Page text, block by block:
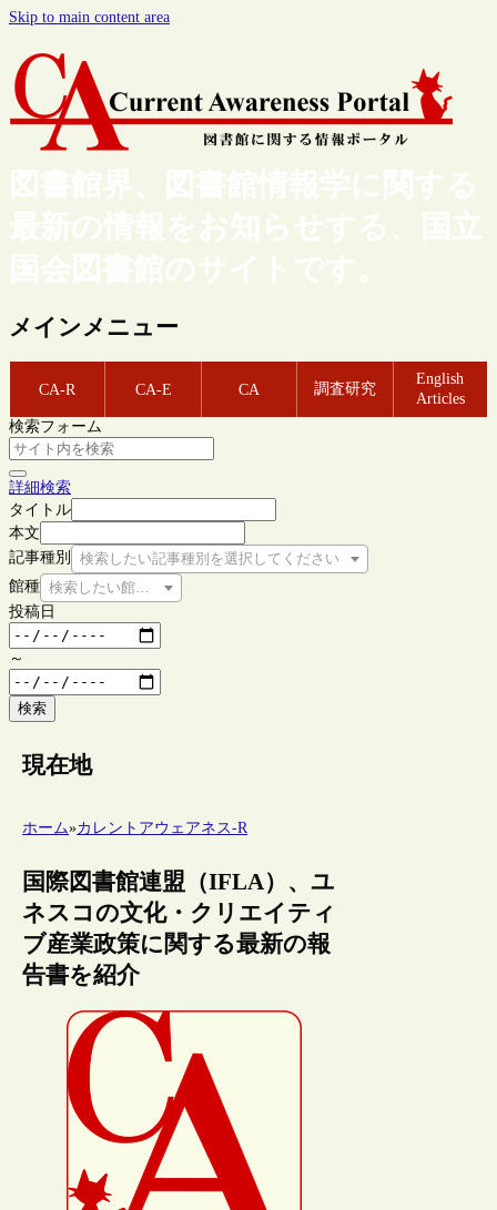
Skip to main content area
図書館界、図書館情報学に関する
最新の情報をお知らせする、国立
国会図書館のサイトです。
メインメニュー
CA-R CA-E CA 調査研究
English
Articles
検索フォーム
詳細検索
タイトル
本文
記事種別
検索したい記事種別を選択してください
館種 検索したい館種を選択してください
投稿日
～
検索
現在地
ホーム»カレントアウェアネス-R
国際図書館連盟（IFLA）、ユ
ネスコの文化・クリエイティ
ブ産業政策に関する最新の報
告書を紹介